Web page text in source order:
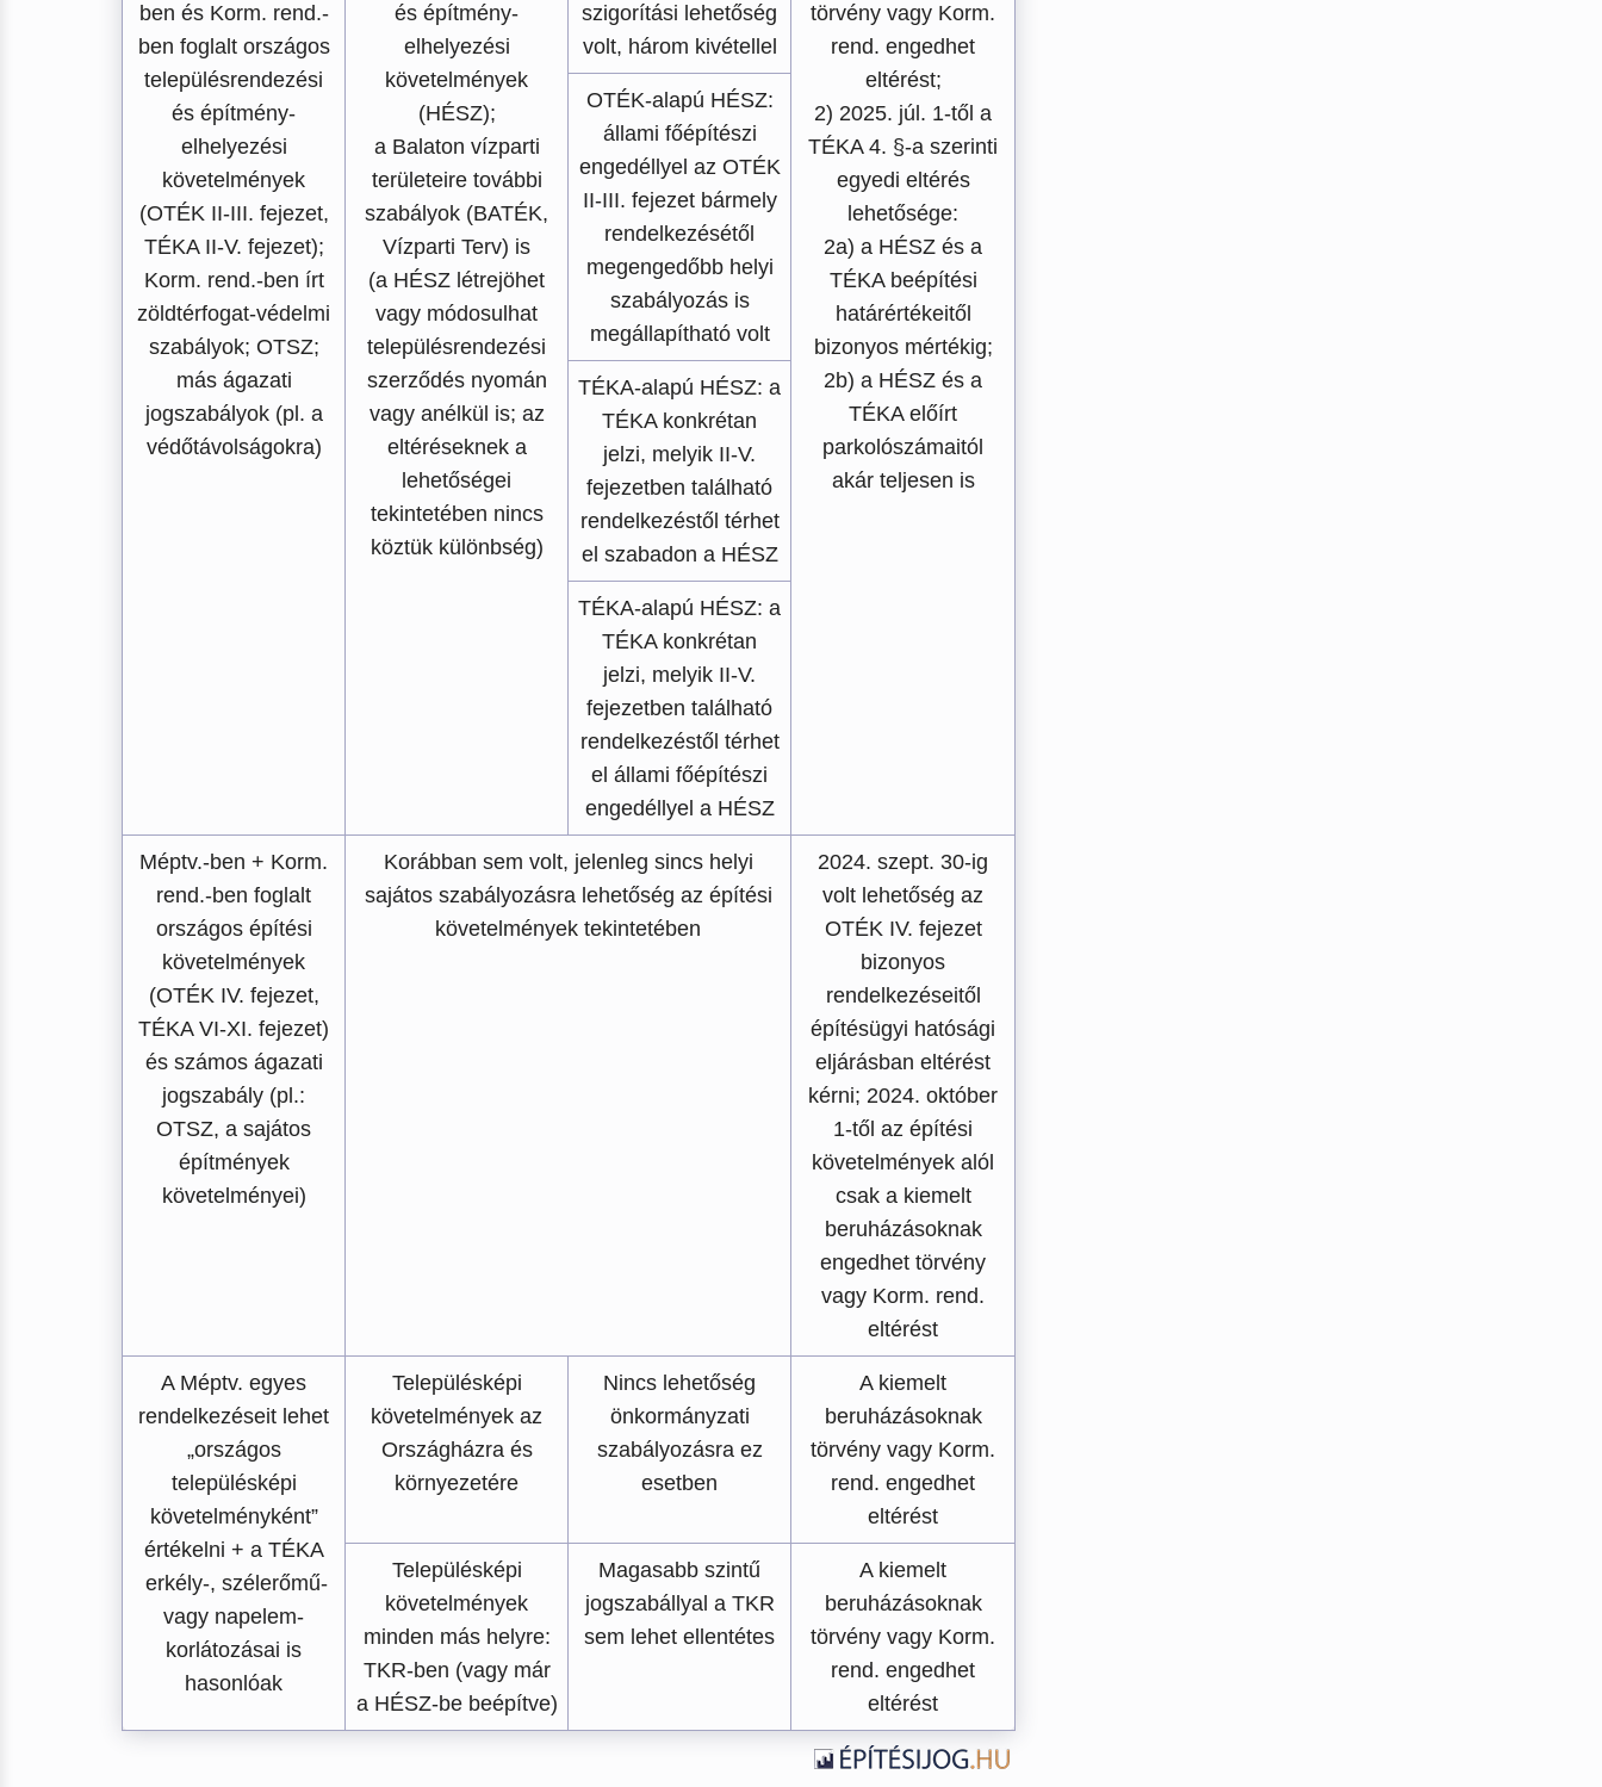
ben és Korm. rend.-
ben foglalt országos
településrendezési
és építmény-
elhelyezési
követelmények
(OTÉK II-III. fejezet,
TÉKA II-V. fejezet);
Korm. rend.-ben írt
zöldtérfogat-védelmi
szabályok; OTSZ;
más ágazati
jogszabályok (pl. a
védőtávolságokra)
és építmény-
elhelyezési
követelmények
(HÉSZ);
a Balaton vízparti
területeire további
szabályok (BATÉK,
Vízparti Terv) is
(a HÉSZ létrejöhet
vagy módosulhat
településrendezési
szerződés nyomán
vagy anélkül is; az
eltéréseknek a
lehetőségei
tekintetében nincs
köztük különbség)
szigorítási lehetőség
volt, három kivétellel
törvény vagy Korm.
rend. engedhet
eltérést;
2) 2025. júl. 1-től a
TÉKA 4. §-a szerinti
egyedi eltérés
lehetősége:
2a) a HÉSZ és a
TÉKA beépítési
határértékeitől
bizonyos mértékig;
2b) a HÉSZ és a
TÉKA előírt
parkolószámaitól
akár teljesen is
OTÉK-alapú HÉSZ:
állami főépítészi
engedéllyel az OTÉK
II-III. fejezet bármely
rendelkezésétől
megengedőbb helyi
szabályozás is
megállapítható volt
TÉKA-alapú HÉSZ: a
TÉKA konkrétan
jelzi, melyik II-V.
fejezetben található
rendelkezéstől térhet
el szabadon a HÉSZ
TÉKA-alapú HÉSZ: a
TÉKA konkrétan
jelzi, melyik II-V.
fejezetben található
rendelkezéstől térhet
el állami főépítészi
engedéllyel a HÉSZ
Méptv.-ben + Korm.
rend.-ben foglalt
országos építési
követelmények
(OTÉK IV. fejezet,
TÉKA VI-XI. fejezet)
és számos ágazati
jogszabály (pl.:
OTSZ, a sajátos
építmények
követelményei)
Korábban sem volt, jelenleg sincs helyi
sajátos szabályozásra lehetőség az építési
követelmények tekintetében
2024. szept. 30-ig
volt lehetőség az
OTÉK IV. fejezet
bizonyos
rendelkezéseitől
építésügyi hatósági
eljárásban eltérést
kérni; 2024. október
1-től az építési
követelmények alól
csak a kiemelt
beruházásoknak
engedhet törvény
vagy Korm. rend.
eltérést
A Méptv. egyes
rendelkezéseit lehet
„országos
településképi
követelményként”
értékelni + a TÉKA
erkély-, szélerőmű-
vagy napelem-
korlátozásai is
hasonlóak
Településképi
követelmények az
Országházra és
környezetére
Nincs lehetőség
önkormányzati
szabályozásra ez
esetben
A kiemelt
beruházásoknak
törvény vagy Korm.
rend. engedhet
eltérést
Településképi
követelmények
minden más helyre:
TKR-ben (vagy már
a HÉSZ-be beépítve)
Magasabb szintű
jogszabállyal a TKR
sem lehet ellentétes
A kiemelt
beruházásoknak
törvény vagy Korm.
rend. engedhet
eltérést